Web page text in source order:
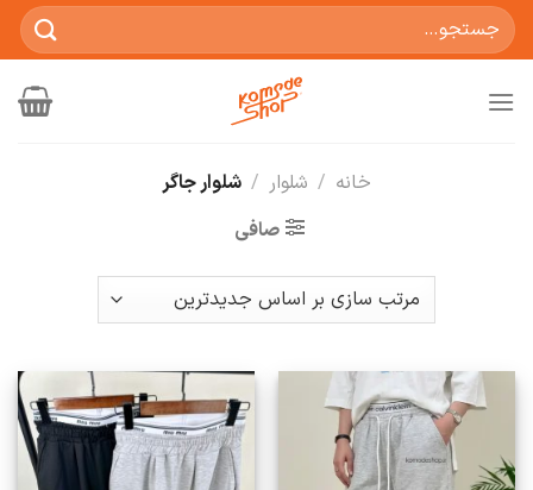
جستجو
برای:
خانه / شلوار /شلوار جاگر
صافی